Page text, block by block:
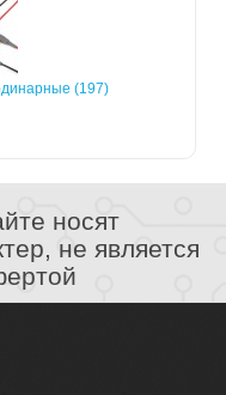
(197)
носят
не является